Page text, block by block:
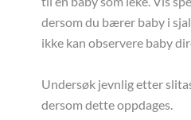
dersom du bærer baby i
ikke kan observere baby
Undersøk jevnlig etter
dersom dette oppdages.